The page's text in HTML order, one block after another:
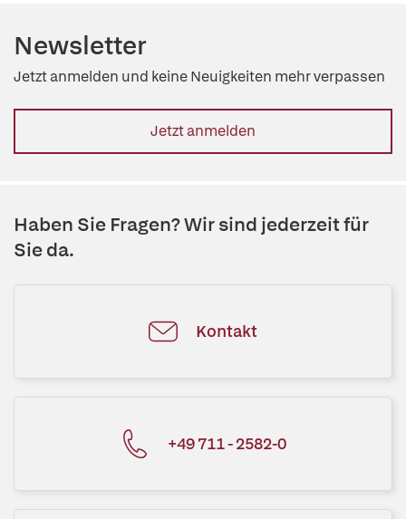
Newsletter
Jetzt anmelden und keine Neuigkeiten mehr verpassen
Jetzt anmelden
Haben Sie Fragen? Wir sind jederzeit für
Sie da.
Kontakt
+49 711 - 2582-0